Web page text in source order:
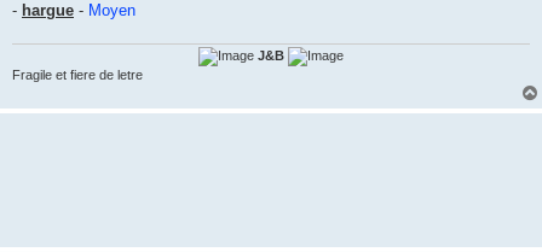
- hargue - Moyen
J&B
Fragile et fiere de letre